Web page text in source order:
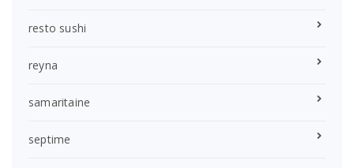
resto sushi
reyna
samaritaine
septime